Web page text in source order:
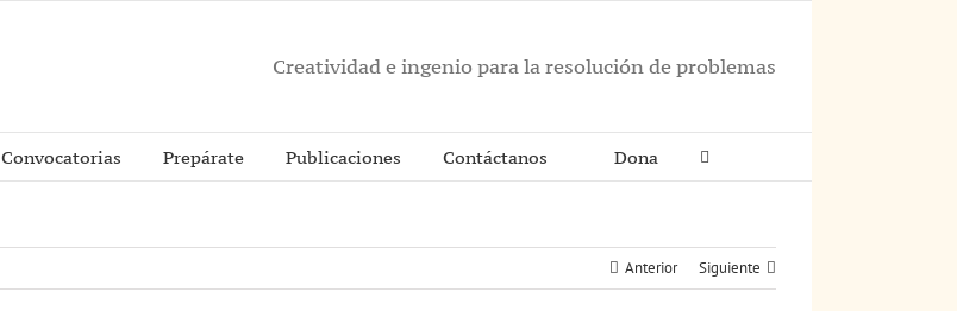
Creatividad e ingenio para la resolución de problemas
Convocatorias Prepárate Publicaciones Contáctanos Dona
Anterior Siguiente